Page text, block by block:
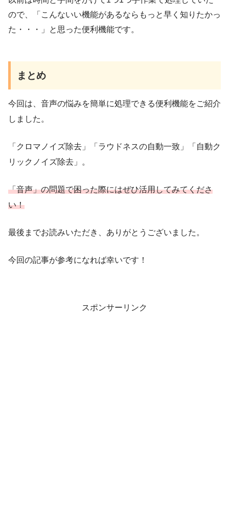
ので、「こんないい機能があるならもっと早く知りたかっ
た・・・」と思った便利機能です。
まとめ
今回は、音声の悩みを簡単に処理できる便利機能をご紹介
しました。
「クロマノイズ除去」「ラウドネスの自動一致」「自動ク
リックノイズ除去」。
「音声」の問題で困った際にはぜひ活用してみてくださ
い！
最後までお読みいただき、ありがとうございました。
今回の記事が参考になれば幸いです！
スポンサーリンク